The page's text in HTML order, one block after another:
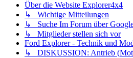
Über die Website Explorer4x4
↳ Wichtige Mitteilungen
↳ Suche Im Forum über
↳ Mitglieder stellen sich vor
Ford Explorer - Technik und
↳ DISKUSSION: Antrieb